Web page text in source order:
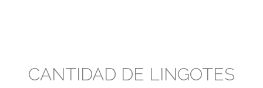
CANTIDAD DE LINGOTES